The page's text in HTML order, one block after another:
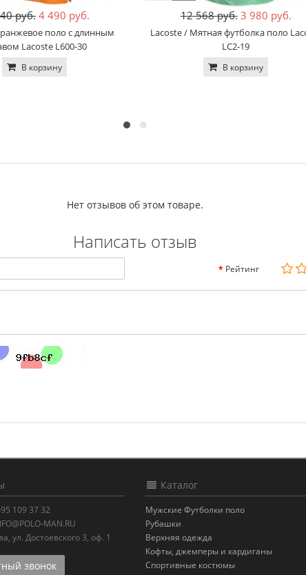
руб.4 490 руб.
поло с длинным
Lacoste L600-30
В корзину
12 568 руб. 3 980 руб.
Lacoste / Мятная футболка поло
LC2-19
В корзину
Нет отзывов об этом товаре.
Написать отзыв
Рейтинг
109 37 32
MAN.RU
, ул. Достоевского 3, оф. 1
звонок
Каталог
Мужские Футболки поло
Рубашки
Верхняя одежда
Кофты, джемперы и кардиганы
Спортивные костюмы